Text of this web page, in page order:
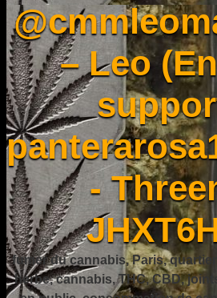
– Leo
-
fumer du cannabis, Paris,
herbe, cannabis, THC, CBD,